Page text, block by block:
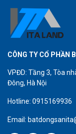
CÔNG TY CỔ PHẦN
VPĐD: Tầng 3, Tòa
Đông, Hà Nội
Hotline: 0915169936
Email: